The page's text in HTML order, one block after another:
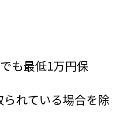
も最低1万円保
れている場合を除